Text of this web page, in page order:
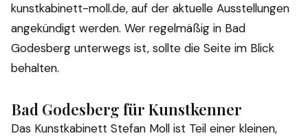
kunstkabinett-moll.de, auf der aktuelle Ausstellungen
angekündigt werden. Wer regelmäßig in Bad
Godesberg unterwegs ist, sollte die Seite im Blick
behalten.
Bad Godesberg für Kunstkenner
Das Kunstkabinett Stefan Moll ist Teil einer kleinen,